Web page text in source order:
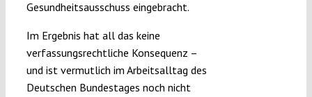
Gesundheitsausschuss eingebracht.
Im Ergebnis hat all das keine
verfassungsrechtliche Konsequenz –
und ist vermutlich im Arbeitsalltag des
Deutschen Bundestages noch nicht